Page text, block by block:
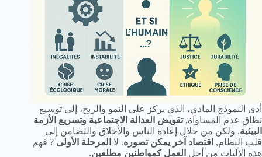
أدى النموذج المادي، الذي يركز على النمو والربح، إلى توسيع
نطاق عدم المساواة,تقويض العدالة الاجتماعية وتسريع الأزمة
البيئية. ولكن من خلال إعادة الناس والأخلاق والتضامن إلى
قلب النظام, اقتصاد آخر يمكن تصوره. لا المرحلة الأولى ? فهم
هذه الآليات من أجل العمل كمواطنين مطلعين.